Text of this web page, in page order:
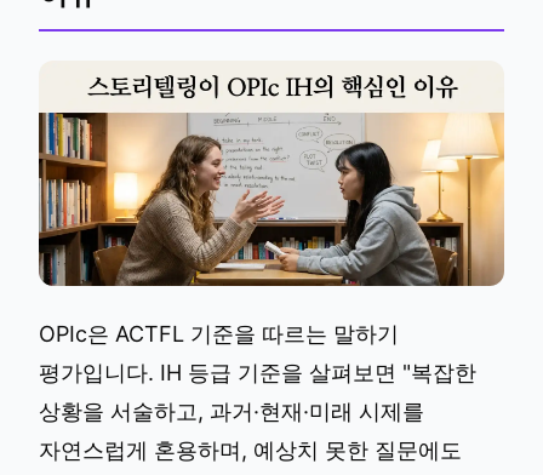
OPIc은 ACTFL 기준을 따르는 말하기
평가입니다. IH 등급 기준을 살펴보면 "복잡한
상황을 서술하고, 과거·현재·미래 시제를
자연스럽게 혼용하며, 예상치 못한 질문에도